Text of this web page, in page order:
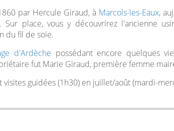
par Hercule Giraud, à Marcols-les-Eaux,
Sur place, vous y découvrirez l'ancienne
du fil de soie.
d'Ardèche possédant encore quelques
fut Marie Giraud, première femme
guidées (1h30) en juillet/août (mardi-